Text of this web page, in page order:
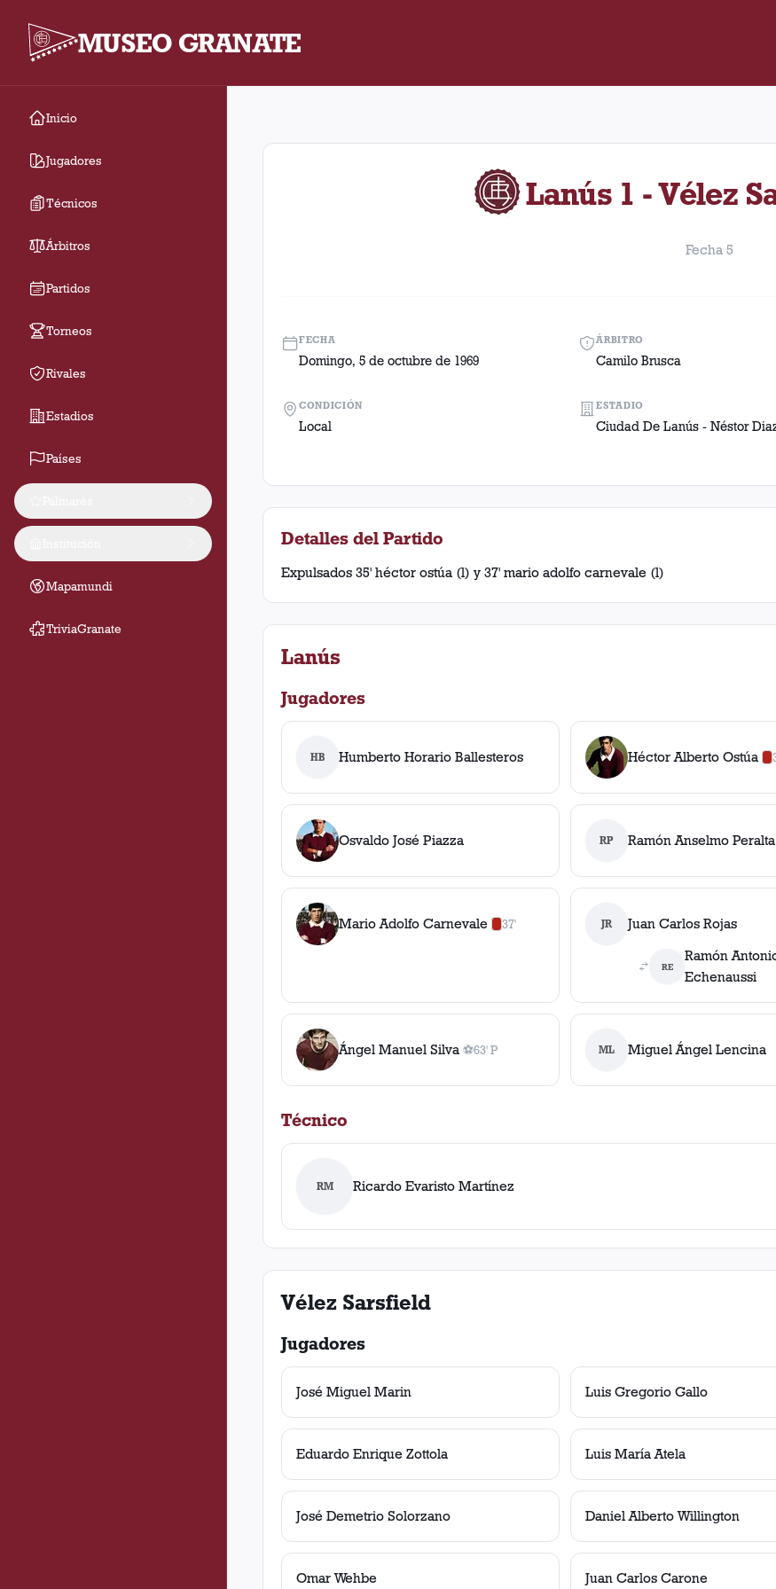
MUSEO GRANATE
Inicio
Jugadores
Técnicos
Árbitros
Partidos
Torneos
Rivales
Estadios
Países
Mapamundi
TriviaGranate
Fecha 5. Partido entre Lanús y Vélez Sarsfield disputado el Domingo, 5 de
Lanús 1 - Vélez
Fecha 5
FECHA
Domingo, 5 de octubre de 1969
ÁRBITRO
Camilo Brusca
CONDICIÓN
Local
ESTADIO
Ciudad De Lanús - Néstor
Detalles del Partido
Expulsados 35' héctor ostúa (l) y 37' mario adolfo carnevale (l)
Lanús
Jugadores
HB Humberto Horario Ballesteros Héctor Alberto Ostúa 0
Osvaldo José Piazza RP Ramón Anselmo Peralta
Mario Adolfo Carnevale 37'
0amarilla
JR Juan Carlos Rojas
RE
Ramón
Echenaussi
Ángel Manuel Silva ⚽
1gol , 63' P
63' P ML Miguel Ángel Lencina
Técnico
RM Ricardo Evaristo Martínez
Vélez Sarsfield
Jugadores
José Miguel Marin Luis Gregorio Gallo
Eduardo Enrique Zottola Luis María Atela
José Demetrio Solorzano Daniel Alberto Willington
Omar Wehbe Juan Carlos Carone